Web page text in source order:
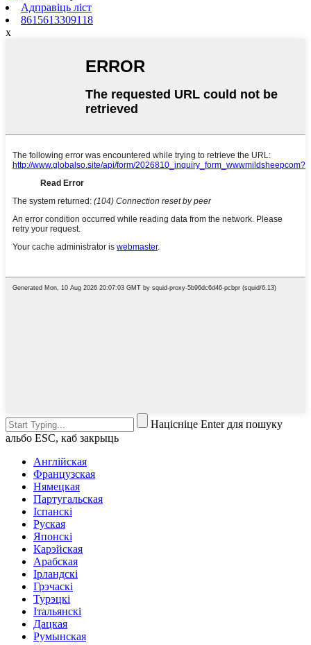
Адправіць ліст
8615613309118
x
Націсніце Enter для пошуку
альбо ESC, каб закрыць
Англійская
Французская
Нямецкая
Партугальская
Іспанскі
Руская
Японскі
Карэйская
Арабская
Ірландскі
Грэчаскі
Турэцкі
Італьянскі
Дацкая
Румынская